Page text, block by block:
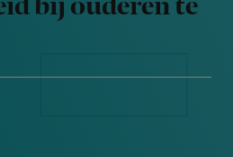
bij ouderen te